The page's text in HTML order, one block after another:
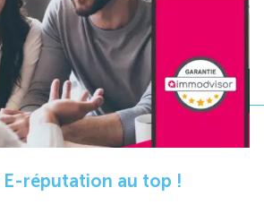
E-réputation au top !